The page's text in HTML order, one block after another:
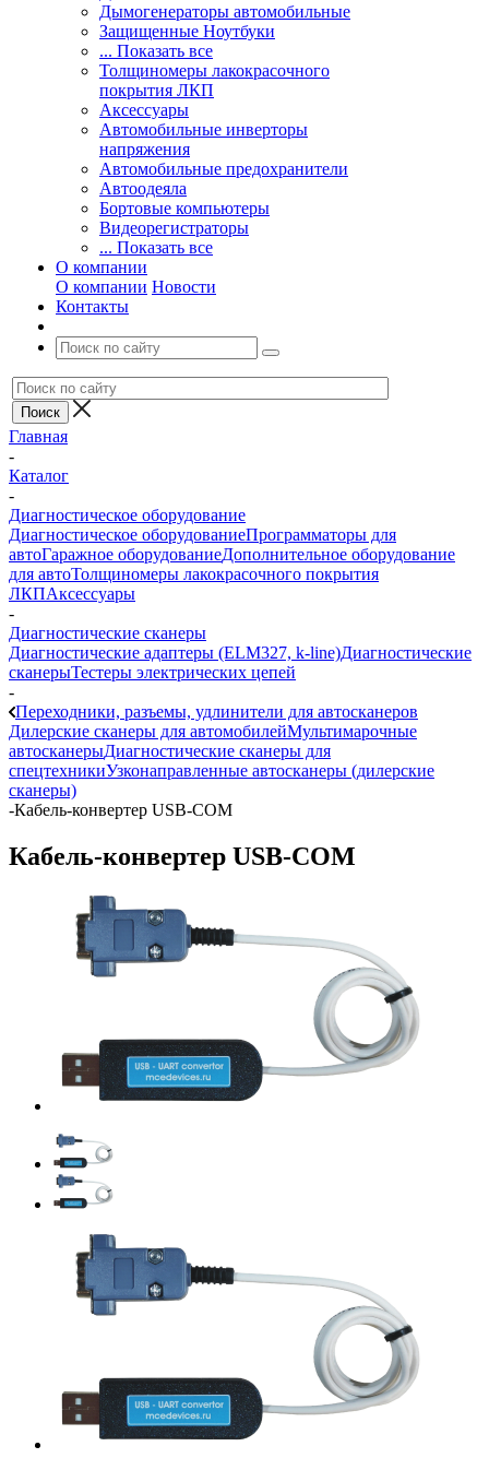
Дымогенераторы автомобильные
Защищенные Ноутбуки
... Показать все
Толщиномеры лакокрасочного
покрытия ЛКП
Аксессуары
Автомобильные инверторы
напряжения
Автомобильные предохранители
Автоодеяла
Бортовые компьютеры
Видеорегистраторы
... Показать все
О компании
О компании Новости
Контакты
Главная
-
Каталог
-
Диагностическое оборудование
Диагностическое оборудованиеПрограмматоры для
автоГаражное оборудованиеДополнительное оборудование
для автоТолщиномеры лакокрасочного покрытия
ЛКПАксессуары
-
Диагностические сканеры
Диагностические адаптеры (ELM327, k-line)Диагностические
сканерыТестеры электрических цепей
-
Переходники, разъемы, удлинители для автосканеров
Дилерские сканеры для автомобилейМультимарочные
автосканерыДиагностические сканеры для
спецтехникиУзконаправленные автосканеры (дилерские
сканеры)
-Кабель-конвертер USB-COM
Кабель-конвертер USB-COM